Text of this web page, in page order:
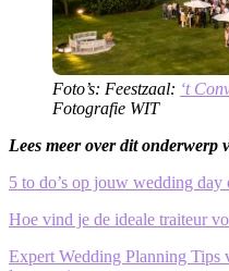
Foto’s: Feestzaal: ‘t
Fotografie WIT
Lees meer over dit onderwerp
5 to do’s op jouw wedding day
Hoe vind je de ideale traiteur
Expert Wedding Planning Tips